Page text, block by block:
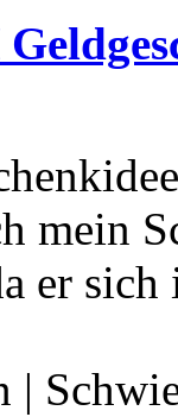
mein
er
|